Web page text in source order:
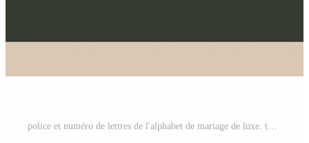
police et numéro de lettres de l'alphabet de mariage de luxe. typographie élégante lettrage classique polices serif rétro vintage décoratif avec concept de queues. illustration vectorielle Vecteur Pro